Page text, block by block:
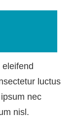
luctus
nec
nisl.